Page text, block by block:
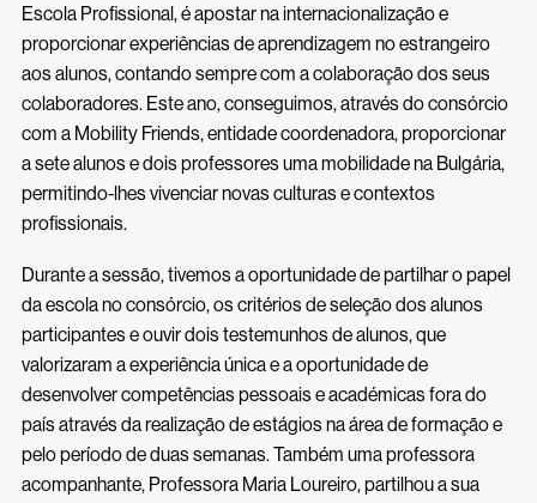
Escola Profissional, é apostar na internacionalização e
proporcionar experiências de aprendizagem no estrangeiro
aos alunos, contando sempre com a colaboração dos seus
colaboradores. Este ano, conseguimos, através do consórcio
com a Mobility Friends, entidade coordenadora, proporcionar
a sete alunos e dois professores uma mobilidade na Bulgária,
permitindo-lhes vivenciar novas culturas e contextos
profissionais.
Durante a sessão, tivemos a oportunidade de partilhar o papel
da escola no consórcio, os critérios de seleção dos alunos
participantes e ouvir dois testemunhos de alunos, que
valorizaram a experiência única e a oportunidade de
desenvolver competências pessoais e académicas fora do
país através da realização de estágios na área de formação e
pelo período de duas semanas. Também uma professora
acompanhante, Professora Maria Loureiro, partilhou a sua